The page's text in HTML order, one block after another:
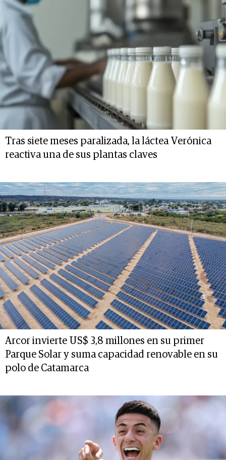
Tras siete meses paralizada, la láctea Verónica
reactiva una de sus plantas claves
Arcor invierte US$ 3,8 millones en su primer
Parque Solar y suma capacidad renovable en su
polo de Catamarca